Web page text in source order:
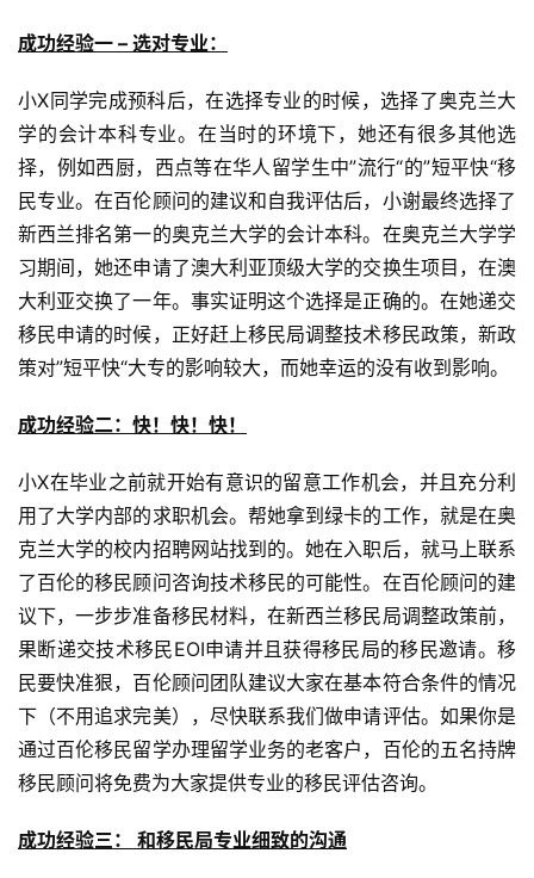
成功经验一 – 选对专业：
小X同学完成预科后，在选择专业的时候，选择了奥克兰大
学的会计本科专业。在当时的环境下，她还有很多其他选
择，例如西厨，西点等在华人留学生中”流行“的”短平快“移
民专业。在百伦顾问的建议和自我评估后，小谢最终选择了
新西兰排名第一的奥克兰大学的会计本科。在奥克兰大学学
习期间，她还申请了澳大利亚顶级大学的交换生项目，在澳
大利亚交换了一年。事实证明这个选择是正确的。在她递交
移民申请的时候，正好赶上移民局调整技术移民政策，新政
策对”短平快“大专的影响较大，而她幸运的没有收到影响。
成功经验二：快！快！快！
小X在毕业之前就开始有意识的留意工作机会，并且充分利
用了大学内部的求职机会。帮她拿到绿卡的工作，就是在奥
克兰大学的校内招聘网站找到的。她在入职后，就马上联系
了百伦的移民顾问咨询技术移民的可能性。在百伦顾问的建
议下，一步步准备移民材料，在新西兰移民局调整政策前，
果断递交技术移民EOI申请并且获得移民局的移民邀请。移
民要快准狠，百伦顾问团队建议大家在基本符合条件的情况
下（不用追求完美），尽快联系我们做申请评估。如果你是
通过百伦移民留学办理留学业务的老客户，百伦的五名持牌
移民顾问将免费为大家提供专业的移民评估咨询。
成功经验三： 和移民局专业细致的沟通